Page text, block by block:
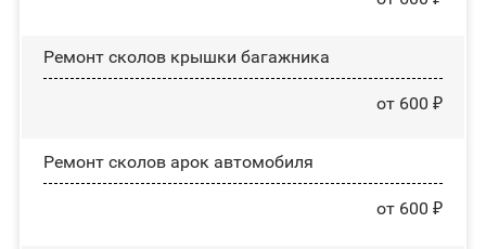
Ремонт сколов крышки багажника
от 600 ₽
Ремонт сколов арок автомобиля
от 600 ₽